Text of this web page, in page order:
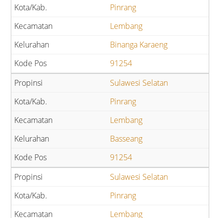
Pinrang
Lembang
Binanga Karaeng
91254
Sulawesi Selatan
Pinrang
Lembang
Basseang
91254
Sulawesi Selatan
Pinrang
Lembang